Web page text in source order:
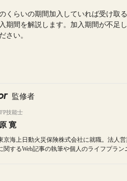
くらいの期間加入していれば受け取
期間を解説します。加入期間が不足
さい。
監修者
技能士
寛
京海上日動火災保険株式会社に就職。法人
関するWeb記事の執筆や個人のライフプラン